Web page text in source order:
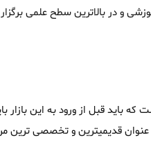
و در بالاترین سطح علمی برگزار
باید قبل از ورود به این بازار
عنوان قدیمیترین و تخصصی ترین